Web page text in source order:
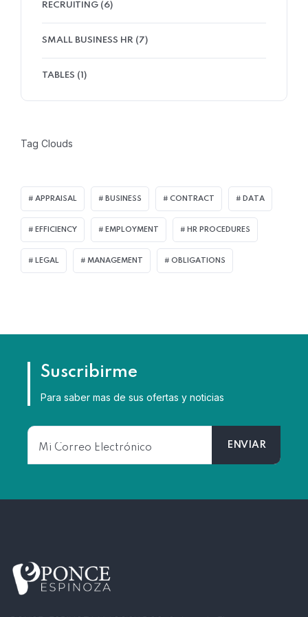
RECRUITING (6)
SMALL BUSINESS HR (7)
TABLES (1)
Tag Clouds
APPRAISAL BUSINESS CONTRACT DATA
EFFICIENCY EMPLOYMENT HR PROCEDURES
LEGAL MANAGEMENT OBLIGATIONS
Suscribirme
Para saber mas de sus ofertas y noticias